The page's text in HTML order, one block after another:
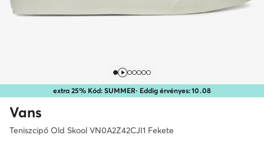
extra 25% Kód: SUMMER· Eddig érvényes:10.08
Vans
Teniszcipő Old Skool VN0A2Z42CJI1 Fekete